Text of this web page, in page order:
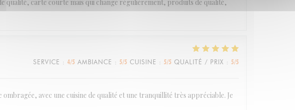
qualité, carte courte mais qui change régulièrement, produits de qualité,
SERVICE : 4/5 AMBIANCE : 5/5 CUISINE : 5/5 QUALITÉ / PRIX : 5/5
avec une cuisine de qualité et une tranquillité très appréciable. Je